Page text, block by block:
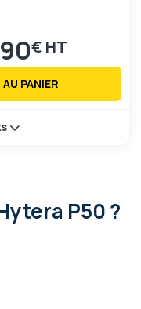
€
PANIER
P50 ?